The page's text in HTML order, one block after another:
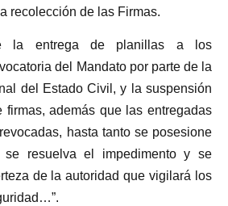
recolección de las Firmas.
la entrega de planillas a los
del Mandato por parte de la
del Estado Civil, y la suspensión
además que las entregadas
hasta tanto se posesione
se resuelva el impedimento y se
de la autoridad que vigilará los